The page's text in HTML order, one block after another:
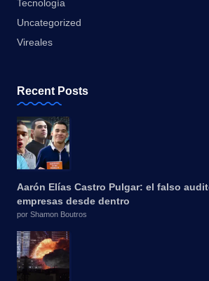
Tecnología
Uncategorized
Vireales
Recent Posts
Aarón Elías Castro Pulgar: el falso
empresas desde dentro
por Shamon Boutros